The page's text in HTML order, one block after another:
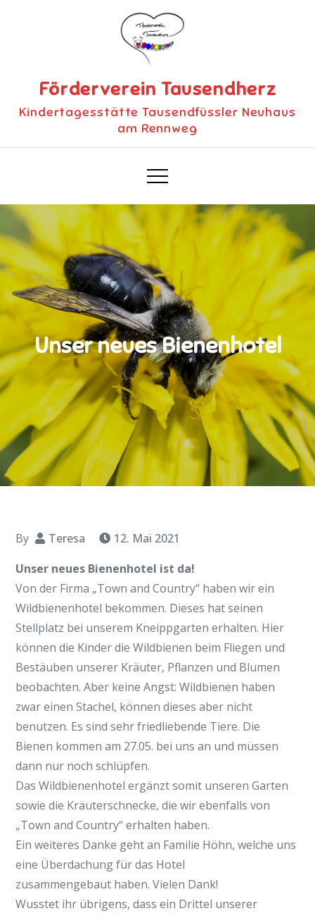
Förderverein Tausendherz
Kindertagesstätte Tausendfüssler Neuhaus
am Rennweg
Unser neues Bienenhotel
By Teresa
12. Mai 2021
Unser neues Bienenhotel ist da!
Von der Firma „Town and Country“ haben wir ein
Wildbienenhotel bekommen. Dieses hat seinen
Stellplatz bei unserem Kneippgarten erhalten. Hier
können die Kinder die Wildbienen beim Fliegen und
Bestäuben unserer Kräuter, Pflanzen und Blumen
beobachten. Aber keine Angst: Wildbienen haben
zwar einen Stachel, können dieses aber nicht
benutzen. Es sind sehr friedliebende Tiere. Die
Bienen kommen am 27.05. bei uns an und müssen
dann nur noch schlüpfen.
Das Wildbienenhotel ergänzt somit unseren Garten
sowie die Kräuterschnecke, die wir ebenfalls von
„Town and Country“ erhalten haben.
Ein weiteres Danke geht an Familie Höhn, welche uns
eine Überdachung für das Hotel
zusammengebaut haben. Vielen Dank!
Wusstet ihr übrigens, dass ein Drittel unserer